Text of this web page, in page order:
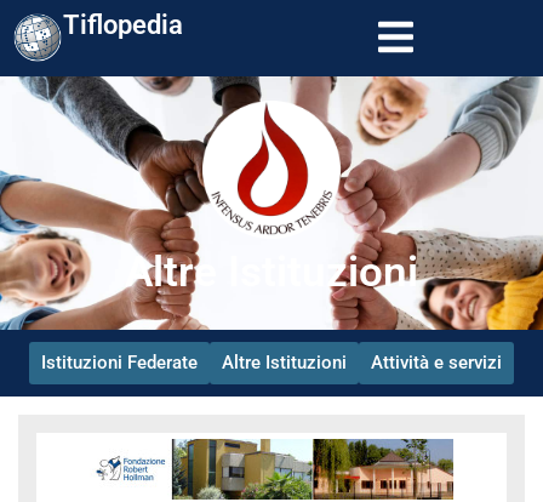
Tiflopedia
Altre Istituzioni
Istituzioni Federate Altre Istituzioni Attività e servizi